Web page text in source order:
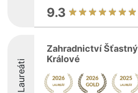
9.3
Laureáti
Zahradnictví
Králové